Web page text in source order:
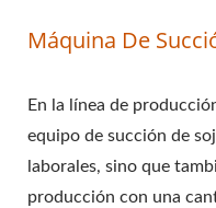
Máquina De
En la línea de
equipo de succión de
laborales, sino que
producción con una